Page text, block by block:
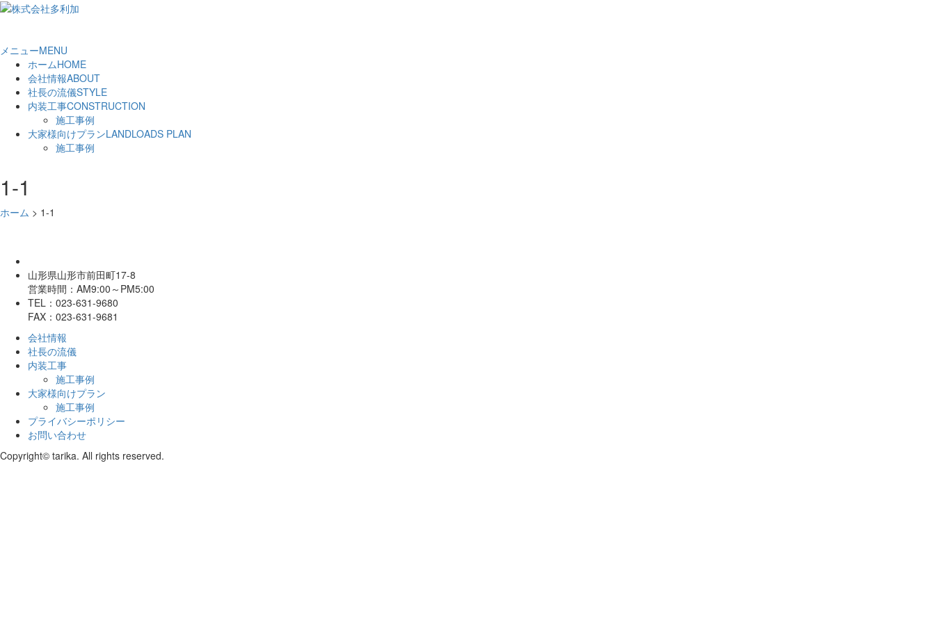
メニューMENU
ホームHOME
会社情報ABOUT
社長の流儀STYLE
内装工事CONSTRUCTION
施工事例
大家様向けプランLANDLOADS PLAN
施工事例
1-1
ホーム > 1-1
山形県山形市前田町17-8
営業時間：AM9:00～PM5:00
TEL：023-631-9680
FAX：023-631-9681
会社情報
社長の流儀
内装工事
施工事例
大家様向けプラン
施工事例
プライバシーポリシー
お問い合わせ
Copyright© tarika. All rights reserved.